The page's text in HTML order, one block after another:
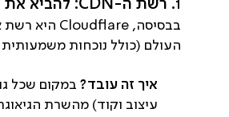
1. רשת ה-CDN: להביא את האתר אל הגולש, לא להפך
העולם (כולל נוכחות
איך זה עובד? במקום שכל
עיצוב וקוד) מהשרת